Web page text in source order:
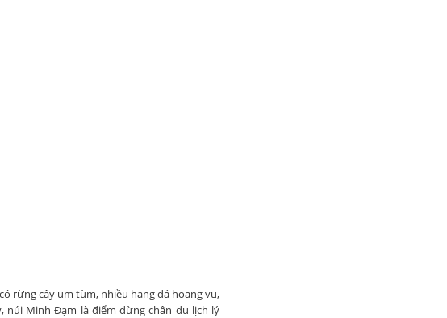
rừng cây um tùm, nhiều hang đá hoang vu,
núi Minh Đạm là điểm dừng chân du lịch lý